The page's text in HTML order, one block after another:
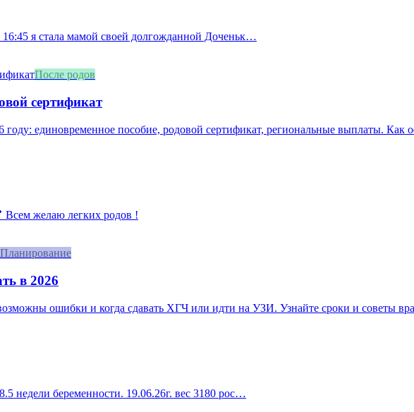
16:45 я стала мамой своей долгожданной Доченьк…
После родов
сертификат
единовременное пособие, родовой сертификат, региональные выплаты. Как
Всем желаю легких родов !
Планирование
в 2026
ошибки и когда сдавать ХГЧ или идти на УЗИ. Узнайте сроки и советы
недели беременности. 19.06.26г. вес 3180 рос…